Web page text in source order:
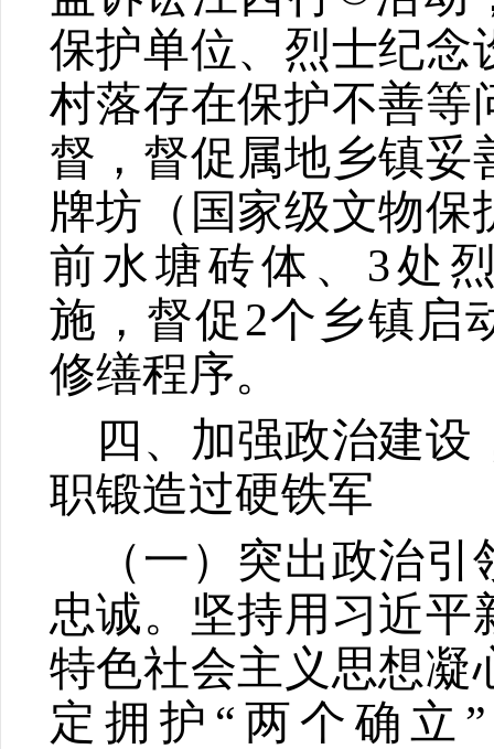
保护单位、烈士纪念
村落存在保护不善等
督，督促属地乡镇妥
牌坊（国家级文物保
前水塘砖体、 3处
施，督促2个乡镇启
修缮程序。
四、加强政治建设
职锻造过硬铁军
（一）突出政治
忠诚。 坚持用习近平
特色社会主义思想凝
定拥护 “ 两个确立 ”